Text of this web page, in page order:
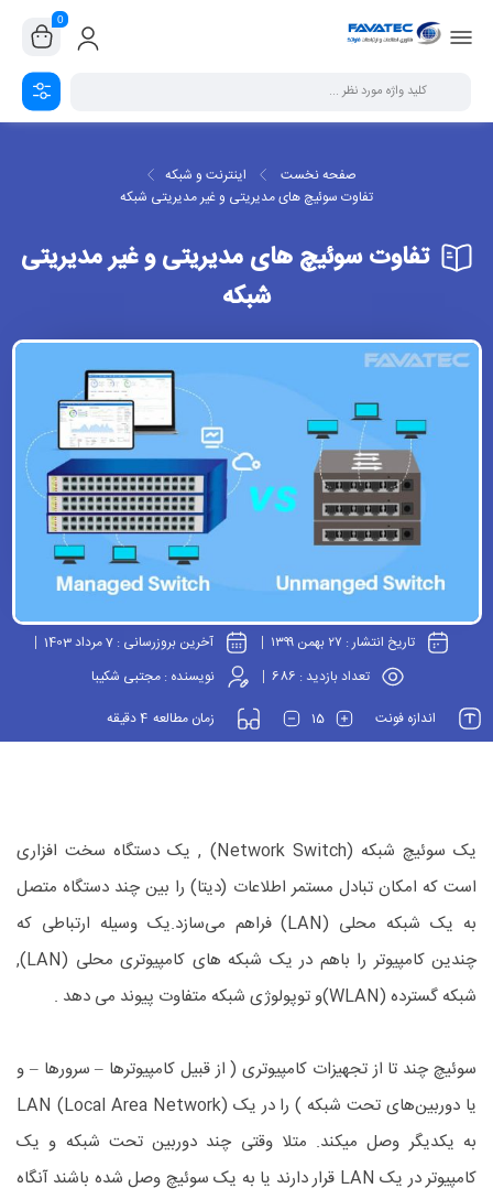
0
صفحه نخست
اینترنت و شبکه
تفاوت سوئیچ های مدیریتی و غیر مدیریتی شبکه
تفاوت سوئیچ های مدیریتی و غیر مدیریتی
شبکه
تاریخ انتشار : ۲۷ بهمن ۱۳۹۹ آخرین بروزرسانی : 7 مرداد 1403
تعداد بازدید : 686 نویسنده : مجتبی شکیبا
اندازه فونت
15 زمان مطالعه 4دقیقه
یک سوئیچ شبکه (Network Switch) , یک دستگاه سخت افزاری
است که امکان تبادل مستمر اطلاعات (دیتا) را بین چند دستگاه متصل
به یک شبکه محلی (LAN) فراهم می‌سازد.یک وسیله ارتباطی که
چندین کامپیوتر را باهم در یک شبکه های کامپیوتری محلی (LAN),
شبکه گسترده (WLAN)و توپولوژی شبکه متفاوت پیوند می دهد .
سوئیچ چند تا از تجهیزات کامپیوتری ( از قبیل کامپیوترها – سرورها – و
یا دوربین‌های تحت شبکه ) را در یک (LAN (Local Area Network
به یکدیگر وصل میکند. متلا وقتی چند دوربین تحت شبکه و یک
کامپیوتر در یک LAN قرار دارند یا به یک سوئیچ وصل شده باشند آنگاه